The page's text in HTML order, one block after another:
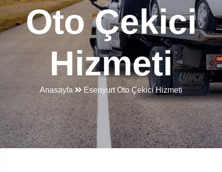
Oto Çekici
Hizmeti
Anasayfa Esenyurt Oto Çekici Hizmeti